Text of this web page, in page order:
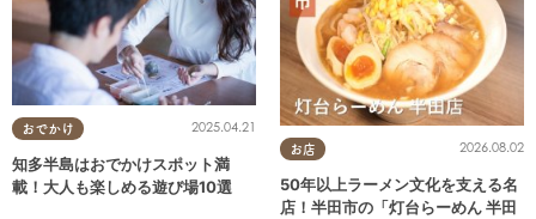
おでかけ 2025.04.21
知多半島はおでかけスポット満
載！大人も楽しめる遊び場10選
お店 2026.08.02
50年以上ラーメン文化を支える名
店！半田市の「灯台らーめん 半田